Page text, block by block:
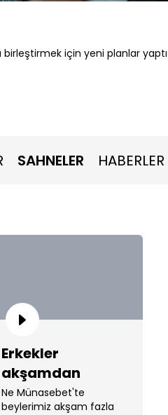
birleştirmek için yeni planlar yaptı
SAHNELER HABERLER
Erkekler
akşamdan
kalmalar
Ne Münasebet'te
beylerimiz akşam fazla